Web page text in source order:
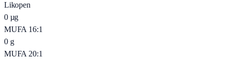
Likopen
0 µg
MUFA 16:1
0 g
MUFA 20:1